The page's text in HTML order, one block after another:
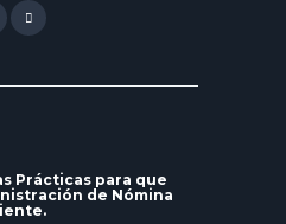
Prácticas para que
de Nómina